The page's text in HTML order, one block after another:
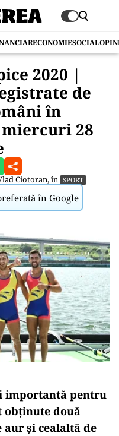
ECONOMIESOCIAL
2020 |
de
în
28
Ciotoran, în SPORT
în Google
importantă pentru
obținute două
și cealaltă de